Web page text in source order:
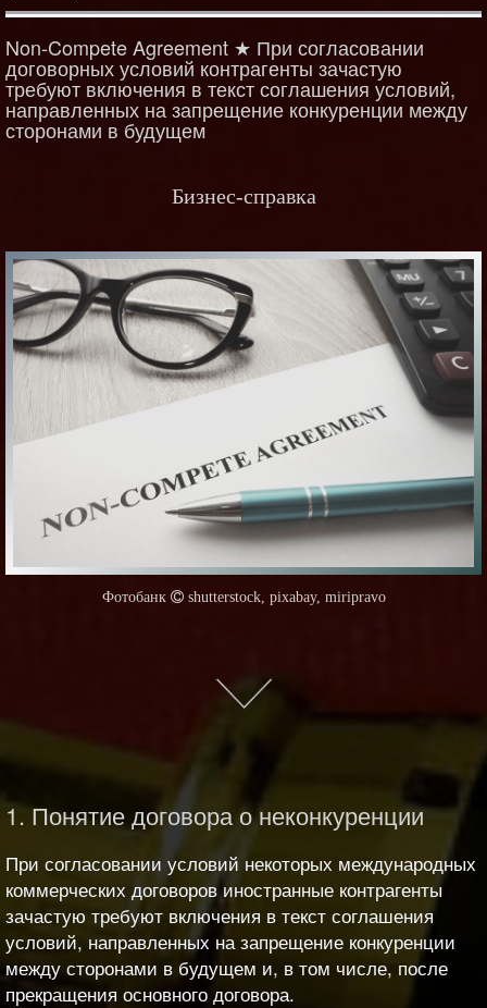
Non-Compete Agreement ★ При согласовании
договорных условий контрагенты зачастую
требуют включения в текст соглашения условий,
направленных на запрещение конкуренции между
сторонами в будущем
Бизнес-справка
1. Понятие договора о неконкуренции
При согласовании условий некоторых международных
коммерческих договоров иностранные контрагенты
зачастую требуют включения в текст соглашения
условий, направленных на запрещение конкуренции
между сторонами в будущем и, в том числе, после
прекращения основного договора.